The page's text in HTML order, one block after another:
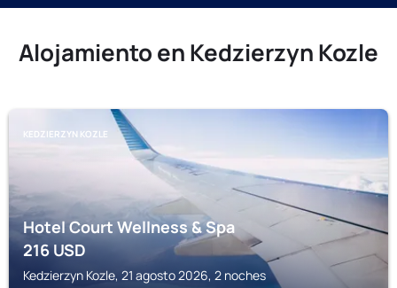
Alojamiento en Kedzierzyn Kozle
KEDZIERZYN KOZLE
Hotel Court Wellness & Spa
216USD
Kedzierzyn Kozle, 21 agosto 2026, 2 noches